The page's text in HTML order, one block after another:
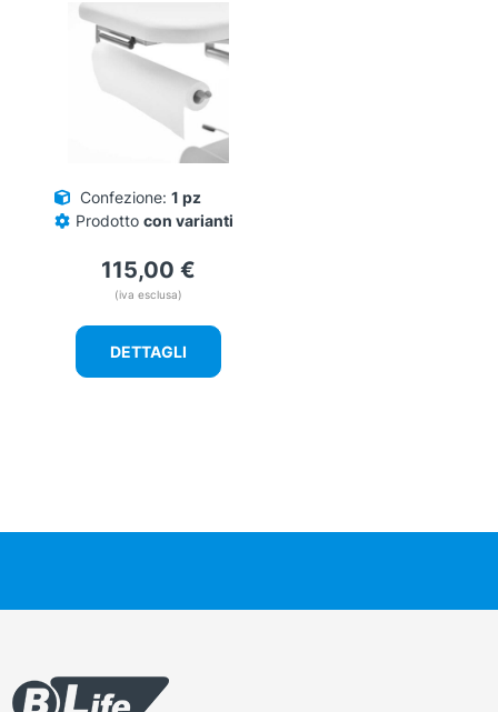
Confezione: 1 pz
Prodotto con varianti
115,00 €
(iva esclusa)
DETTAGLI